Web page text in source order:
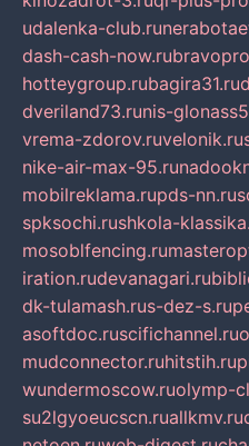
udalenka-club.ru
dash-cash-now.ru
hotteygroup.rubagira31.ru
dveriland73.runis-
vrema-zdorov.ruvelonik.ru
nike-air-max-95.ru
mobilreklama.rupds-nn.ru
spksochi.rushkola-
mosoblfencing.ru
iration.rudevanagari.ru
dk-tulamash.rus-dez-s.ru
asoftdoc.ruscifichannel.ru
mudconnector.ruhitstih.ru
wundermoscow.ruolymp-
su2lgyoeucscn.ruallkmv.ru